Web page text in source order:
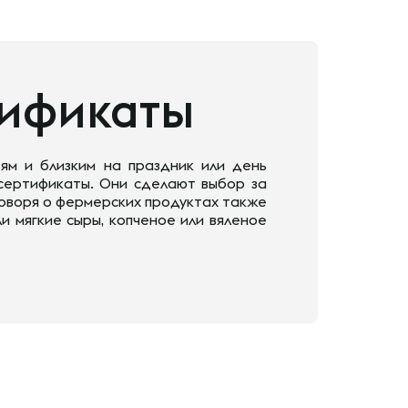
и близким на праздник или день
Они сделают выбор за
о фермерских продуктах также
мягкие сыры, копченое или вяленое